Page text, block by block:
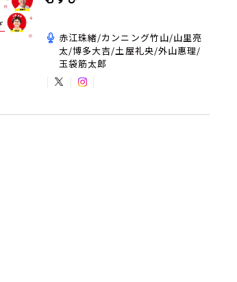
赤江珠緒/カンニング竹山/山里亮
太/博多大吉/土屋礼央/外山惠理/
玉袋筋太郎